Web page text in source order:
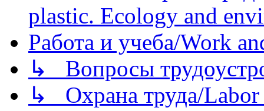
plastic. Ecology and
Работа и учеба/Work
↳ Вопросы
↳ Охрана труда/Labor